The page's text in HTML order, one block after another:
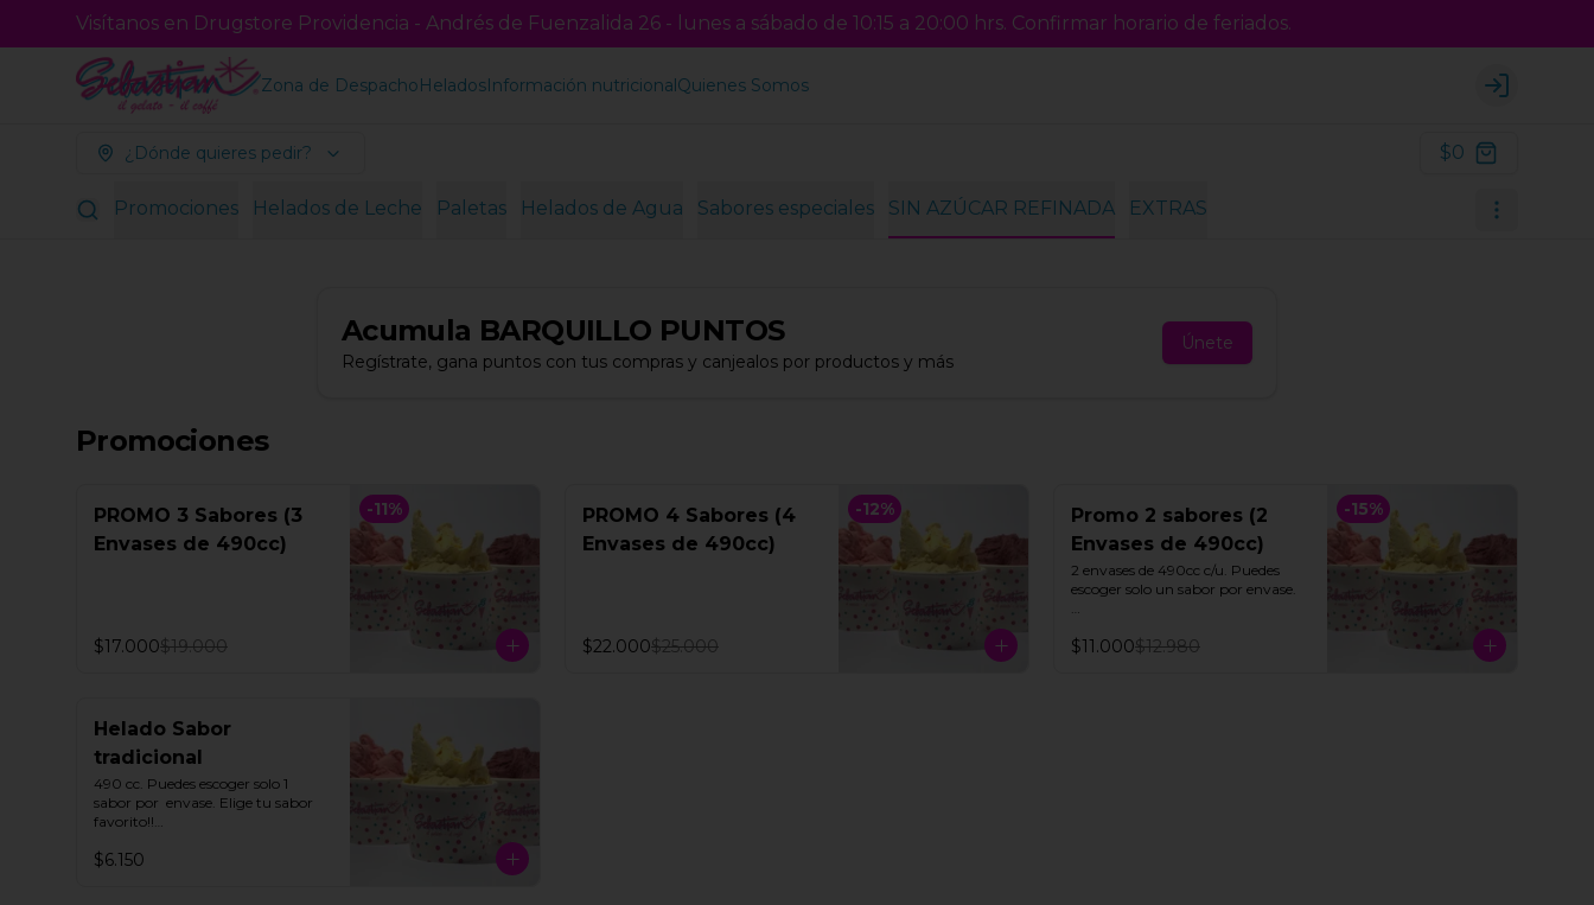
Visítanos en Drugstore Providencia - Andrés de Fuenzalida 26 - lunes a sábado de 10:15 a 20:00 hrs. Confirmar horario de feriados.
Zona de DespachoHeladosInformación nutricionalQuienes Somos Login
¿Dónde quieres pedir? $0
Promociones Helados de Leche Paletas Helados de Agua Sabores especiales SIN AZÚCAR REFINADA EXTRAS
Acumula BARQUILLO PUNTOS
Regístrate, gana puntos con tus compras y canjealos por productos y más
Únete
Promociones
-11%
PROMO 3 Sabores (3
Envases de 490cc)
$17.000$19.000
-12%
PROMO 4 Sabores (4
Envases de 490cc)
$22.000$25.000
-15%
Promo 2 sabores (2
Envases de 490cc)
2 envases de 490cc c/u. Puedes
escoger solo un sabor por envase.
"SORBETTO" son aptos para
$11.000$12.980
Helado Sabor
tradicional
490 cc. Puedes escoger solo 1
sabor por  envase. Elige tu sabor
favorito!!
Todos nuestros helados de fruta
$6.150